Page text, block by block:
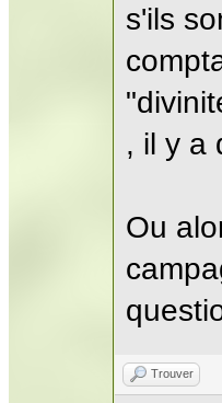
s'ils
, il y a
Ou
Trouver